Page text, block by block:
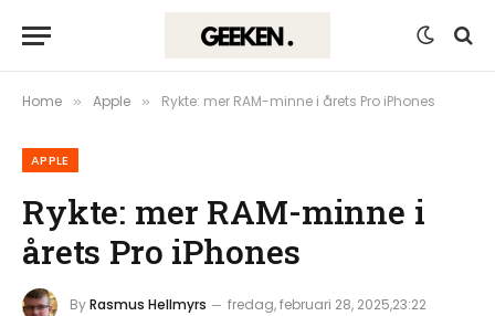
Home » Apple » Rykte: mer RAM-minne i årets Pro iPhones
APPLE
Rykte: mer RAM-minne i
årets Pro iPhones
ByRasmus Hellmyrs
fredag, februari 28, 2025,23:22